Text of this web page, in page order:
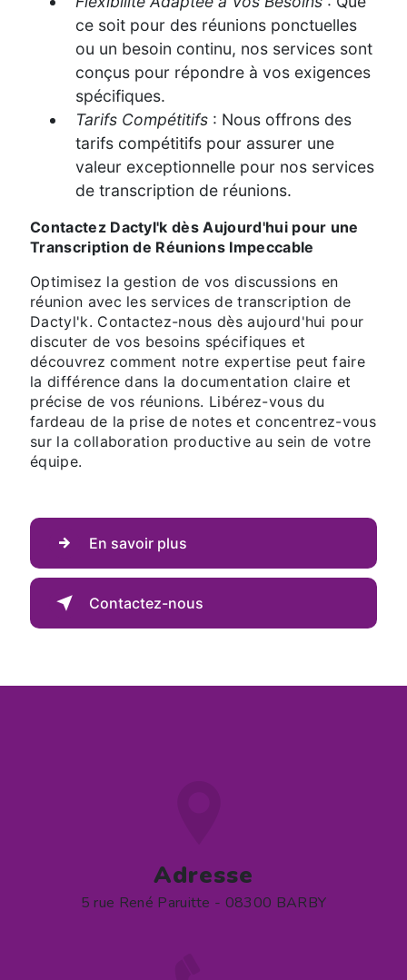
ce soit pour des réunions ponctuelles
ou un besoin continu, nos services sont
conçus pour répondre à vos exigences
spécifiques.
Tarifs Compétitifs : Nous offrons des
tarifs compétitifs pour assurer une
valeur exceptionnelle pour nos services
de transcription de réunions.
Contactez Dactyl'k dès Aujourd'hui pour une
Transcription de Réunions Impeccable
Optimisez la gestion de vos discussions en
réunion avec les services de transcription de
Dactyl'k. Contactez-nous dès aujourd'hui pour
discuter de vos besoins spécifiques et
découvrez comment notre expertise peut faire
la différence dans la documentation claire et
précise de vos réunions. Libérez-vous du
fardeau de la prise de notes et concentrez-vous
sur la collaboration productive au sein de votre
équipe.
En savoir plus
Contactez-nous
Adresse
5 rue René Paruitte - 08300 BARBY